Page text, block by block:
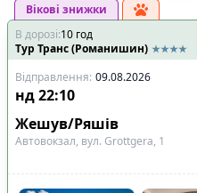
Вікові знижки
В дорозі:10 год
Тур Транс (Романишин)
Відправлення: 09.08.2026
нд22:10
Жешув/Ряшів
Автовокзал, вул. Grottgera, 1